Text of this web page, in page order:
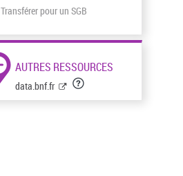
Transférer pour un SGB
AUTRES RESSOURCES
data.bnf.fr